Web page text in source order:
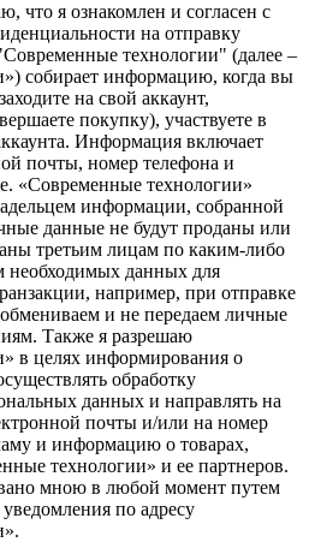
что я ознакомлен и согласен с
на отправку
технологии" (далее –
собирает информацию, когда вы
на свой аккаунт,
покупку), участвуете в
Информация включает
почты, номер телефона и
«Современные технологии»
информации, собранной
данные не будут проданы или
третьим лицам по каким-либо
необходимых данных для
например, при отправке
и не передаем личные
Также я разрешаю
в целях информирования о
обработку
данных и направлять на
почты и/или на номер
и информацию о товарах,
технологии» и ее партнеров.
мною в любой момент путем
по адресу